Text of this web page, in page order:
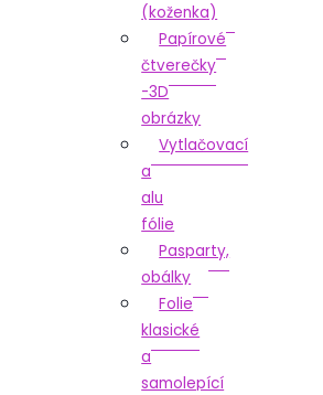
(koženka)
Papírové
čtverečky
-3D
obrázky
Vytlačovací
a
alu
fólie
Pasparty,
obálky
Folie
klasické
a
samolepící